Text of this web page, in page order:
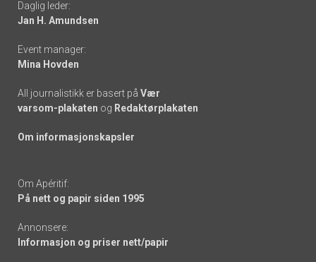
links
Daglig leder:
Jan H. Amundsen
Event manager:
Mina Hovden
All journalistikk er basert på Vær
varsom-plakaten og Redaktørplakaten
Om informasjonskapsler
Om Apéritif:
På nett og papir siden 1995
Annonsere:
Informasjon og priser nett/papir